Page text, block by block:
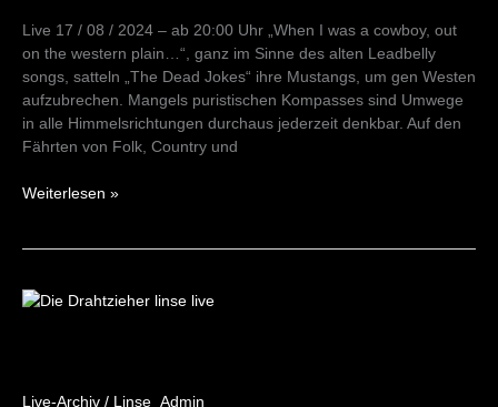
Live 17 / 08 / 2024 – ab 20:00 Uhr „When I was a cowboy, out
on the western plain…“, ganz im Sinne des alten Leadbelly
songs, satteln „The Dead Jokes“ ihre Mustangs, um gen Westen
aufzubrechen. Mangels puristischen Kompasses sind Umwege
in alle Himmelsrichtungen durchaus jederzeit denkbar. Auf den
Fährten von Folk, Country und
Weiterlesen »
Live-Archiv / Linse_Admin
Die